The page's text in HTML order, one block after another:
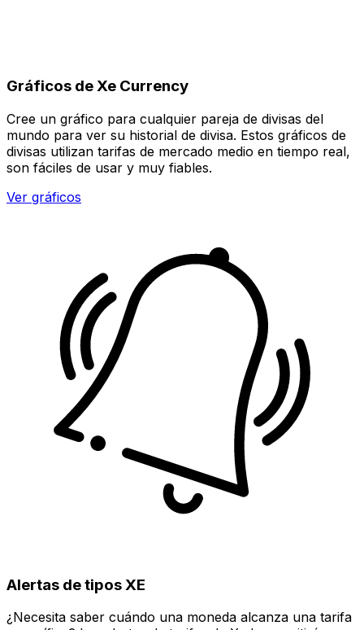
Gráficos de Xe Currency
Cree un gráfico para cualquier pareja de divisas del
mundo para ver su historial de divisa. Estos gráficos de
divisas utilizan tarifas de mercado medio en tiempo real,
son fáciles de usar y muy fiables.
Ver gráficos
Alertas de tipos XE
¿Necesita saber cuándo una moneda alcanza una tarifa